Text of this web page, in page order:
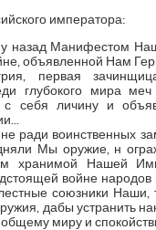
императора:
назад Манифестом
объявленной Нам
первая
глубокого мира
с себя личину и
ради воинственных
Мы оружие, н
хранимой Нашей
войне
союзники Наши,
дабы устранить
миру и